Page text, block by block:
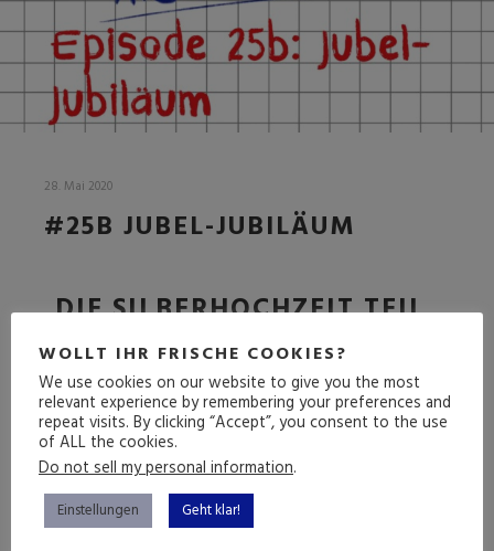
28. Mai 2020
#25B JUBEL-JUBILÄUM
DIE SILBERHOCHZEIT TEIL
2
(mehr …)
WOLLT IHR FRISCHE COOKIES?
We use cookies on our website to give you the most
relevant experience by remembering your preferences and
repeat visits. By clicking “Accept”, you consent to the use
of ALL the cookies.
Do not sell my personal information.
Einstellungen Geht klar!